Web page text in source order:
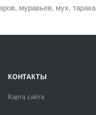
муравьев, мух,
КОНТАКТЫ
Карта сайта